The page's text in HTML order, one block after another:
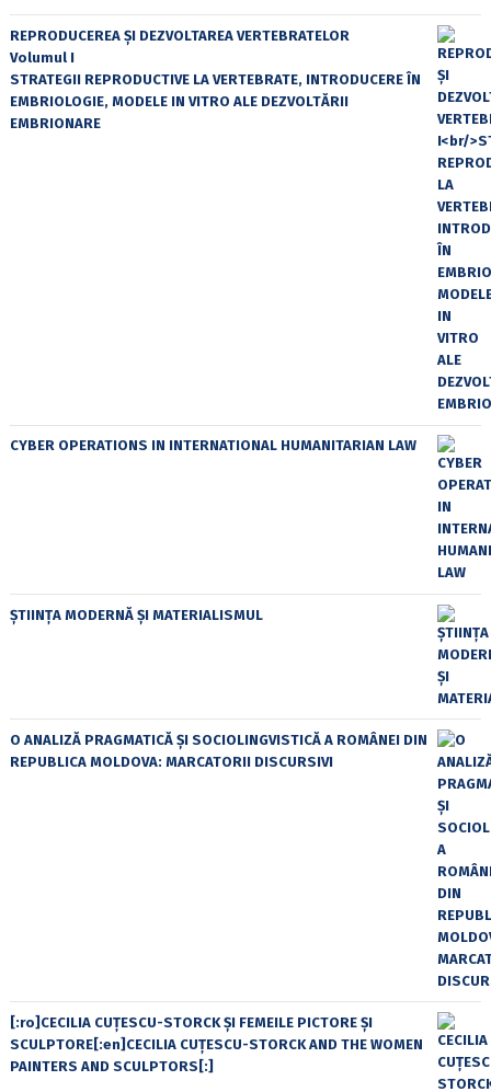
REPRODUCEREA ȘI DEZVOLTAREA VERTEBRATELOR
Volumul I
STRATEGII REPRODUCTIVE LA VERTEBRATE, INTRODUCERE ÎN
EMBRIOLOGIE, MODELE IN VITRO ALE DEZVOLTĂRII
EMBRIONARE
CYBER OPERATIONS IN INTERNATIONAL HUMANITARIAN LAW
ȘTIINȚA MODERNĂ ȘI MATERIALISMUL
O ANALIZĂ PRAGMATICĂ ȘI SOCIOLINGVISTICĂ A ROMÂNEI DIN
REPUBLICA MOLDOVA: MARCATORII DISCURSIVI
[:ro]CECILIA CUŢESCU-STORCK ŞI FEMEILE PICTORE ŞI
SCULPTORE[:en]CECILIA CUŢESCU-STORCK AND THE WOMEN
PAINTERS AND SCULPTORS[:]